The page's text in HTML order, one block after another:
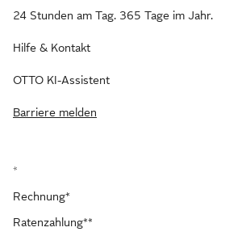
24 Stunden am Tag. 365 Tage im Jahr.
Hilfe & Kontakt
OTTO KI-Assistent
Barriere melden
*
Rechnung*
Ratenzahlung**